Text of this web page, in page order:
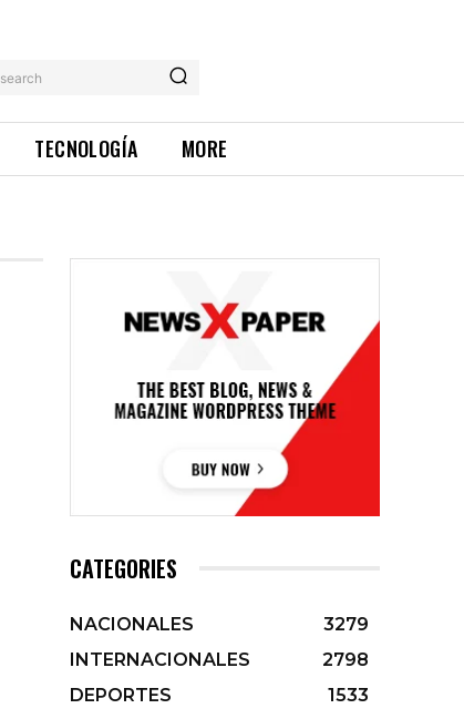
search
TECNOLOGÍA MORE
CATEGORIES
NACIONALES
3279
INTERNACIONALES
2798
DEPORTES
1533